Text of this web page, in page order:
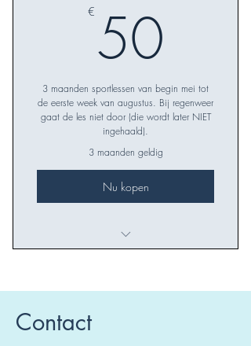
€ 50
3 maanden sportlessen van begin mei tot
de eerste week van augustus. Bij regenweer
gaat de les niet door (die wordt later NIET
ingehaald).
3 maanden geldig
Nu kopen
Contact